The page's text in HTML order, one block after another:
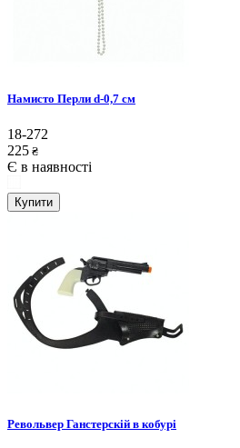
Намисто Перли d-0,7 см
18-272
225 ₴
Є в наявності
Купити
Револьвер Ганстерскій в кобурі